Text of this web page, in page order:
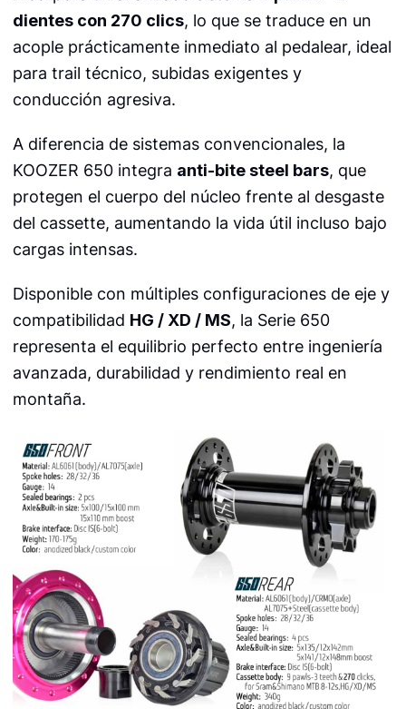
dientes con 270 clics, lo que se traduce en un
acople prácticamente inmediato al pedalear, ideal
para trail técnico, subidas exigentes y
conducción agresiva.
A diferencia de sistemas convencionales, la
KOOZER 650 integra anti-bite steel bars, que
protegen el cuerpo del núcleo frente al desgaste
del cassette, aumentando la vida útil incluso bajo
cargas intensas.
Disponible con múltiples configuraciones de eje y
compatibilidad HG / XD / MS, la Serie 650
representa el equilibrio perfecto entre ingeniería
avanzada, durabilidad y rendimiento real en
montaña.